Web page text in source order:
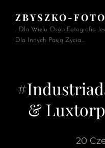
ZBYSZKO-FOTO
…Dla Wielu Osób Fotografia
Dla Innych Pasją Życia…
&
20